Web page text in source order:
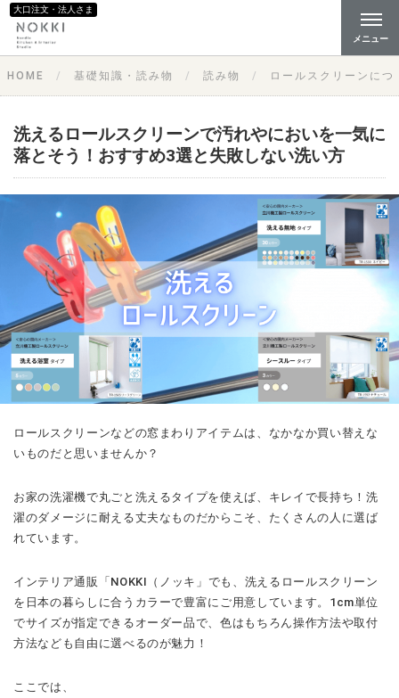
大口注文・法人さま
メニュー
HOME 基礎知識・読み物 読み物 ロールスクリーンにつ
洗えるロールスクリーンで汚れやにおいを一気に
落とそう！おすすめ3選と失敗しない洗い方
ロールスクリーンなどの窓まわりアイテムは、なかなか買い替えな
いものだと思いませんか？
お家の洗濯機で丸ごと洗えるタイプを使えば、キレイで長持ち！洗
濯のダメージに耐える丈夫なものだからこそ、たくさんの人に選ば
れています。
インテリア通販「NOKKI（ノッキ」でも、洗えるロールスクリーン
を日本の暮らしに合うカラーで豊富にご用意しています。1cm単位
でサイズが指定できるオーダー品で、色はもちろん操作方法や取付
方法なども自由に選べるのが魅力！
ここでは、